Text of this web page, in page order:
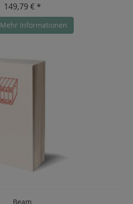
149,79 € *
Mehr Informationen
Beam